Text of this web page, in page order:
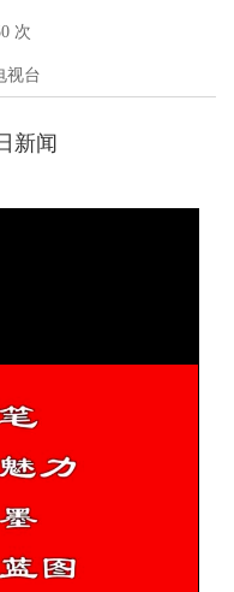
次
视台
新闻